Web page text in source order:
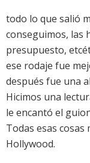
todo lo que salió
conseguimos, las
presupuesto,
ese rodaje fue
después fue una
Hicimos una
le encantó el
Todas esas cosas
Hollywood.